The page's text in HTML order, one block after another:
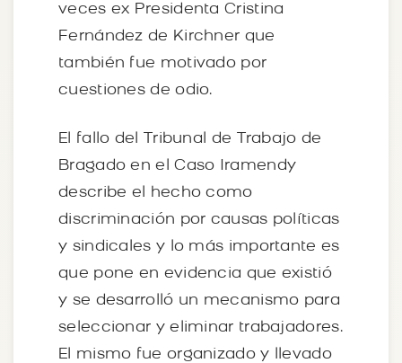
veces ex Presidenta Cristina
Fernández de Kirchner que
también fue motivado por
cuestiones de odio.
El fallo del Tribunal de Trabajo de
Bragado en el Caso Iramendy
describe el hecho como
discriminación por causas políticas
y sindicales y lo más importante es
que pone en evidencia que existió
y se desarrolló un mecanismo para
seleccionar y eliminar trabajadores.
El mismo fue organizado y llevado